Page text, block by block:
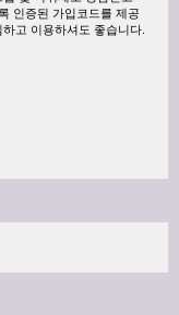
인증된 가입코드를 제공
고 이용하셔도 좋습니다.